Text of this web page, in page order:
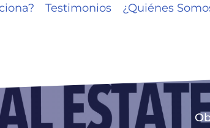
Testimonios ¿Quiénes